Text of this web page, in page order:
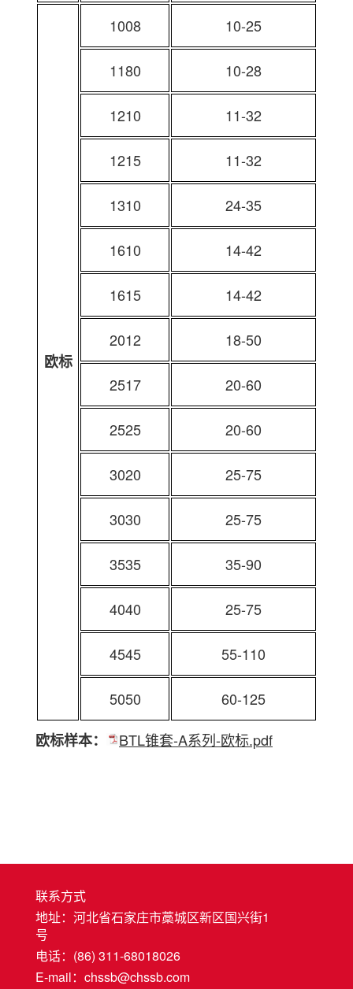
欧标
1008 10-25
1180 10-28
1210 11-32
1215 11-32
1310 24-35
1610 14-42
1615 14-42
2012 18-50
2517 20-60
2525 20-60
3020 25-75
3030 25-75
3535 35-90
4040 25-75
4545 55-110
5050 60-125
欧标样本： BTL锥套-A系列-欧标.pdf
联系方式
地址：河北省石家庄市藁城区新区国兴街1
号
电话：(86) 311-68018026
E-mail：chssb@chssb.com